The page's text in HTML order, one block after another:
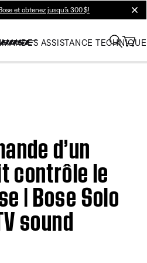
et obtenez jusqu’à 300 $!
ASSISTANCE TECHNIQUE
d’un
contrôle le
| Bose Solo
sound